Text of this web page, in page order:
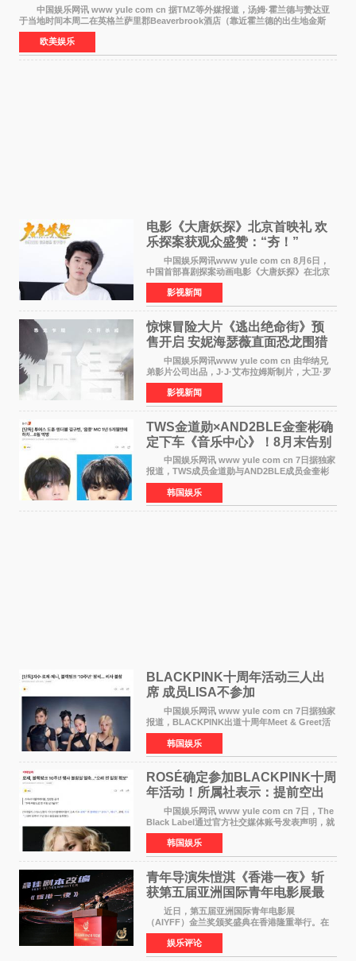
中国娱乐网讯 www yule com cn 据TMZ等外媒报道，汤姆·霍兰德与赞达亚
于当地时间本周二在英格兰萨里郡Beaverbrook酒店（靠近霍兰德的出生地金斯
顿）举办婚宴，邀请家人与朋友们喝喜酒，庆祝
欧美娱乐
电影《大唐妖探》北京首映礼 欢
乐探案获观众盛赞：“夯！”
中国娱乐网讯www yule com cn 8月6日，
中国首部喜剧探案动画电影《大唐妖探》在北京
举办电影首映礼。导演程腾、联合导演黄珉、总
制片人曹紫建、制片人李莹莹，配音导演张喆，
对白指导程寅，领
影视新闻
惊悚冒险大片《逃出绝命街》预
售开启 安妮海瑟薇直面恐龙围猎
中国娱乐网讯www yule com cn 由华纳兄
弟影片公司出品，J·J·艾布拉姆斯制片，大卫·罗
伯特·米切尔执导，好莱坞巨星安妮·海瑟薇和伊万
·麦克格雷格领衔主演的2026暑期惊悚冒险大片
《逃出绝
影视新闻
TWS金道勋×AND2BLE金奎彬确
定下车《音乐中心》！8月末告别
MC席位
中国娱乐网讯 www yule com cn 7日据独家
报道，TWS成员金道勋与AND2BLE成员金奎彬
将于8月离开《音乐中心》MC的位置。 金道
勋与金奎彬于去年3月与H2H A-NA一起被选为
《音乐中心》MC，约1
韩国娱乐
BLACKPINK十周年活动三人出
席 成员LISA不参加
中国娱乐网讯 www yule com cn 7日据独家
报道，BLACKPINK出道十周年Meet & Greet活
动将由智秀、ROS&Eacute;、JENNIE出席，
LISA将缺席。 此前BLACKPINK所属社YG并
未为组合出道十周年做
韩国娱乐
ROSÉ确定参加BLACKPINK十周
年活动！所属社表示：提前空出
了时间
中国娱乐网讯 www yule com cn 7日，The
Black Label通过官方社交媒体账号发表声明，就
近期网络上关于ROS&Eacute;个人行程及是否参
加BLACKPINK出道纪念活动的种种猜测作出正
式回应。 Th
韩国娱乐
青年导演朱愷淇《香港一夜》斩
获第五届亚洲国际青年电影展最
佳剧本改编奖
近日，第五届亚洲国际青年电影展
（AIYFF）金兰奖颁奖盛典在香港隆重举行。在
这场汇聚数百位海内外电影人、文化界人士及媒
体代表的亚洲青年影视盛会上，香港本土电影
《香港一夜》（Dawn in Ho
娱乐评论